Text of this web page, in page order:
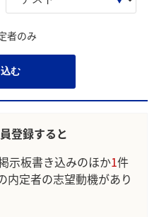
者のみ
む
登録すると
示板書き込みのほか1件
内定者の志望動機があり